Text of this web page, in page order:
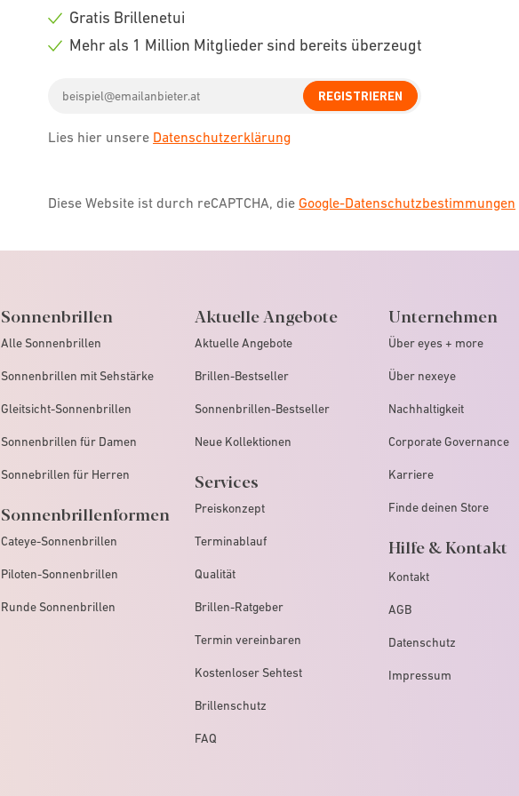
Check
Check
Gratis Brillenetui
Mehr als 1 Million Mitglieder sind bereits überzeugt
address
REGISTRIEREN
Lies hier unsere Datenschutzerklärung
Diese Website ist durch reCAPTCHA, die Google-Datenschutzbestimmungen
Sonnenbrillen
Alle Sonnenbrillen
Sonnenbrillen mit Sehstärke
Gleitsicht-Sonnenbrillen
Sonnenbrillen für Damen
Sonnebrillen für Herren
Sonnenbrillenformen
Cateye-Sonnenbrillen
Piloten-Sonnenbrillen
Runde Sonnenbrillen
Aktuelle Angebote
Aktuelle Angebote
Brillen-Bestseller
Sonnenbrillen-Bestseller
Neue Kollektionen
Services
Preiskonzept
Terminablauf
Qualität
Brillen-Ratgeber
Termin vereinbaren
Kostenloser Sehtest
Brillenschutz
FAQ
Unternehmen
Über eyes + more
Über nexeye
Nachhaltigkeit
Corporate Governance
Karriere
Finde deinen Store
Hilfe & Kontakt
Kontakt
AGB
Datenschutz
Impressum